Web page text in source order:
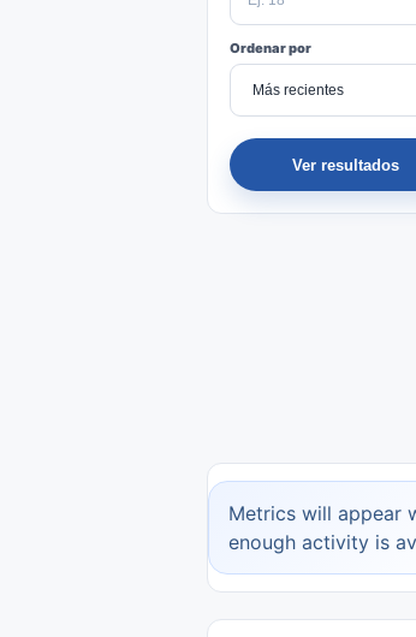
Ordenar por
Ver resultados
Metrics will appear
enough activity is